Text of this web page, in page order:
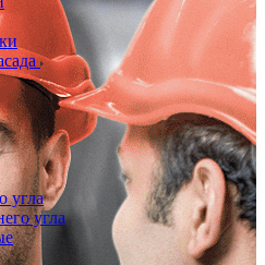
угла
угла